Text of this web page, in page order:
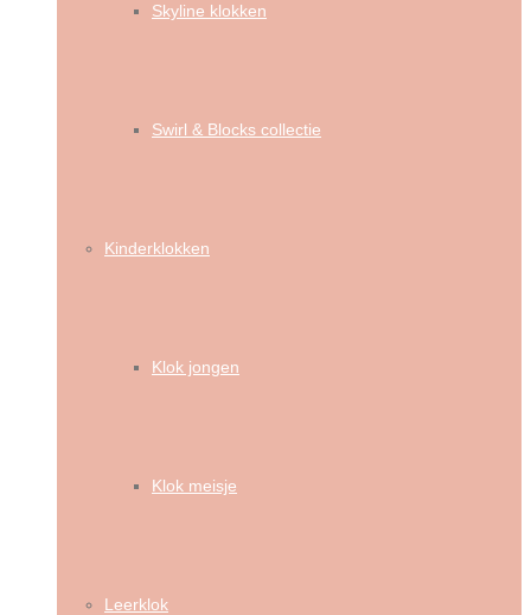
Skyline klokken
Swirl & Blocks collectie
Kinderklokken
Klok jongen
Klok meisje
Leerklok